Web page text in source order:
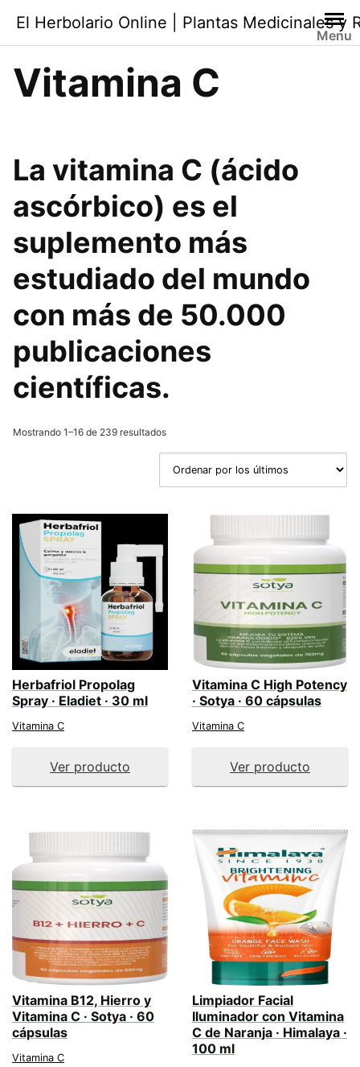
contenido
El Herbolario Online | Plantas Medicinales y
Menu
Vitamina C
La vitamina C (ácido
ascórbico) es el
suplemento más
estudiado del mundo
con más de 50.000
publicaciones
científicas.
Mostrando 1–16 de 239 resultadosOrdenado
últimos
Herbafriol Propolag
Spray · Eladiet · 30 ml
Vitamina C
Ver producto
Vitamina C High Potency
· Sotya · 60 cápsulas
Vitamina C
Ver producto
Vitamina B12, Hierro y
Vitamina C · Sotya · 60
cápsulas
Vitamina C
Limpiador Facial
Iluminador con Vitamina
C de Naranja · Himalaya ·
100 ml